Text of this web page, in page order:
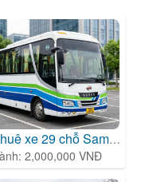
xe 29 chỗ
Cho thuê xe 29 chỗ Samco uy
2,000,000 VNĐ